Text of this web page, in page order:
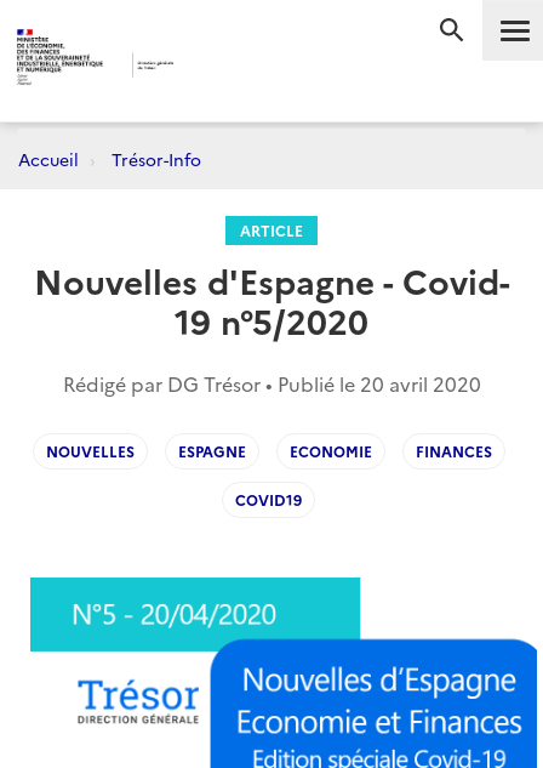
Accueil Trésor-Info
ARTICLE
Nouvelles d'Espagne - Covid-
19 n°5/2020
Rédigé par DG Trésor • Publié le 20 avril 2020
NOUVELLES ESPAGNE ECONOMIE FINANCES
COVID19